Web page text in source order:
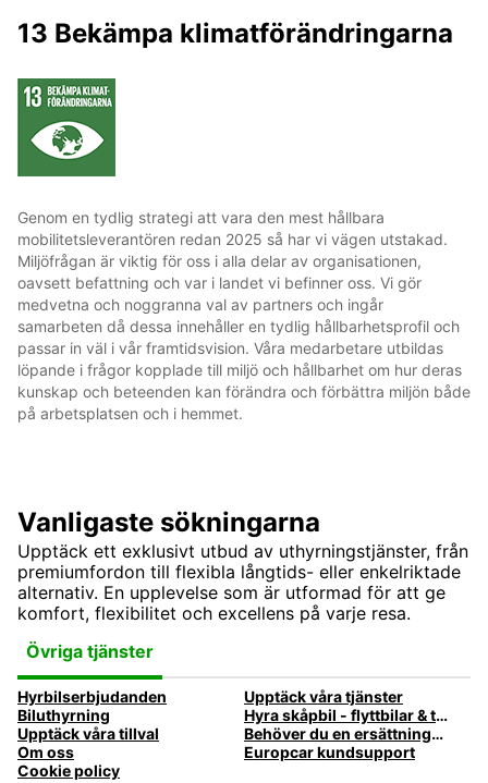
13 Bekämpa klimatförändringarna
Genom en tydlig strategi att vara den mest hållbara
mobilitetsleverantören redan 2025 så har vi vägen utstakad.
Miljöfrågan är viktig för oss i alla delar av organisationen,
oavsett befattning och var i landet vi befinner oss. Vi gör
medvetna och noggranna val av partners och ingår
samarbeten då dessa innehåller en tydlig hållbarhetsprofil och
passar in väl i vår framtidsvision. Våra medarbetare utbildas
löpande i frågor kopplade till miljö och hållbarhet om hur deras
kunskap och beteenden kan förändra och förbättra miljön både
på arbetsplatsen och i hemmet.
Vanligaste sökningarna
Upptäck ett exklusivt utbud av uthyrningstjänster, från
premiumfordon till flexibla långtids- eller enkelriktade
alternativ. En upplevelse som är utformad för att ge
komfort, flexibilitet och excellens på varje resa.
Övriga tjänster
Hyrbilserbjudanden
Upptäck våra tjänster
Biluthyrning
Hyra skåpbil - flyttbilar & transportbilar | Europcar Biluthyrning
Upptäck våra tillval
Behöver du en ersättningsbil när din bil är på verkstaden?
Om oss
Europcar kundsupport
Cookie policy